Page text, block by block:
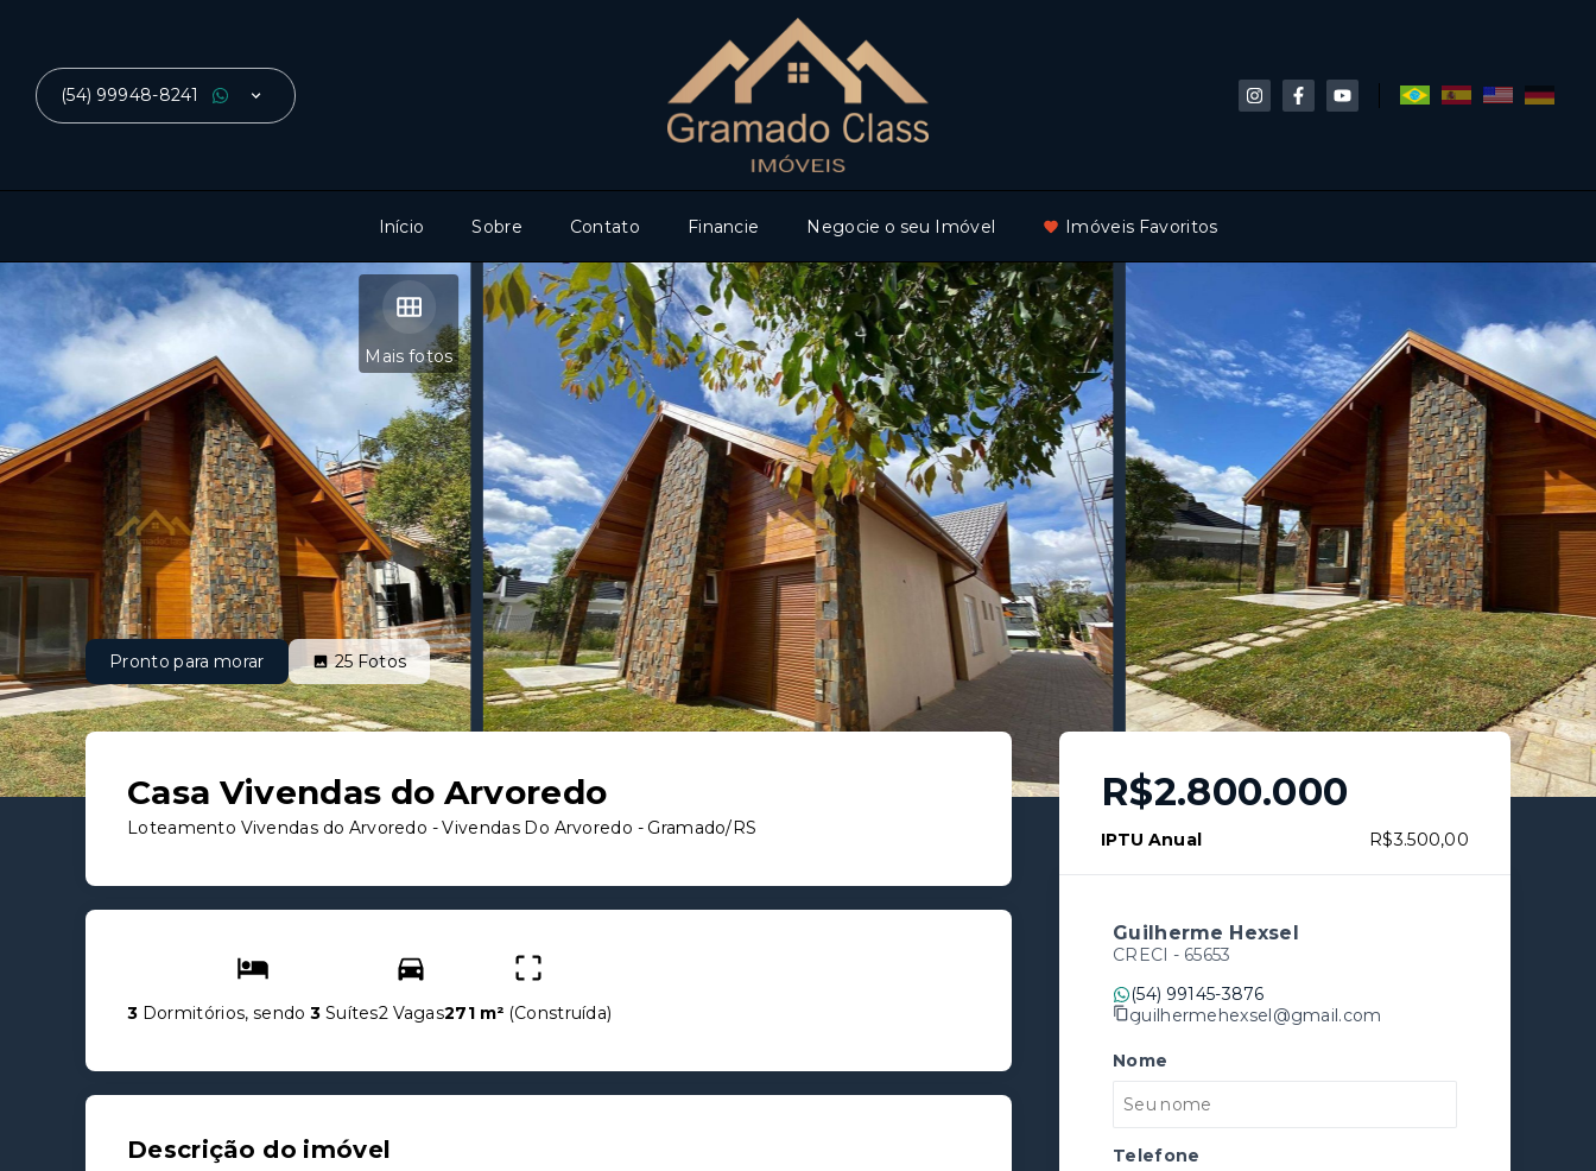
(54) 99948-8241
Início Sobre Contato Financie Negocie o seu Imóvel Imóveis Favoritos
Mais fotos
Pronto para morar 25 Fotos
Casa Vivendas do Arvoredo
Loteamento Vivendas do Arvoredo -Vivendas Do Arvoredo - Gramado/RS
3 Dormitórios, sendo3 Suítes2 Vagas271 m² (Construída)
Descrição do imóvel
R$2.800.000
IPTU Anual R$3.500,00
Guilherme Hexsel
CRECI - 65653
(54) 99145-3876
guilhermehexsel@gmail.com
Nome
Telefone